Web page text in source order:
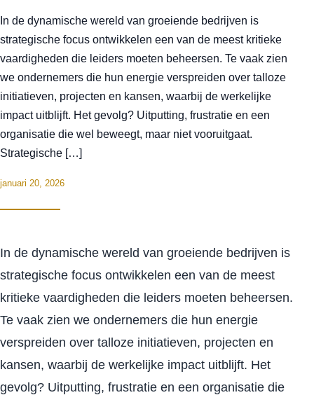
In de dynamische wereld van groeiende bedrijven is
strategische focus ontwikkelen een van de meest kritieke
vaardigheden die leiders moeten beheersen. Te vaak zien
we ondernemers die hun energie verspreiden over talloze
initiatieven, projecten en kansen, waarbij de werkelijke
impact uitblijft. Het gevolg? Uitputting, frustratie en een
organisatie die wel beweegt, maar niet vooruitgaat.
Strategische […]
januari 20, 2026
In de dynamische wereld van groeiende bedrijven is
strategische focus ontwikkelen een van de meest
kritieke vaardigheden die leiders moeten beheersen.
Te vaak zien we ondernemers die hun energie
verspreiden over talloze initiatieven, projecten en
kansen, waarbij de werkelijke impact uitblijft. Het
gevolg? Uitputting, frustratie en een organisatie die